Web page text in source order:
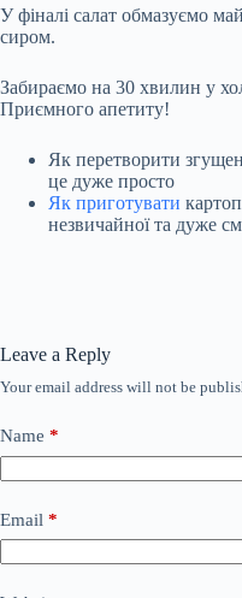
У фіналі салат обмазуємо
сиром.
Забираємо на 30 хвилин у
Приємного апетиту!
Як перетворити
це дуже просто
Як приготувати
незвичайної та дуже
Leave a Reply
Your email address will not be
Name *
Email *